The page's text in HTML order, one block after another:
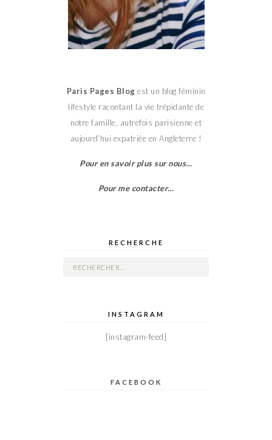
Paris Pages Blog est un blog féminin
lifestyle racontant la vie trépidante de
notre famille, autrefois parisienne et
aujourd’hui expatriée en Angleterre !
Pour en savoir plus sur nous…
Pour me contacter…
RECHERCHE
Rechercher :
INSTAGRAM
[instagram-feed]
FACEBOOK